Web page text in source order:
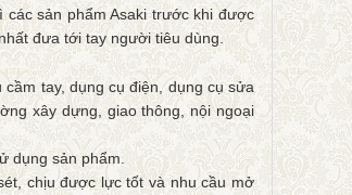
sản phẩm Asaki trước khi được
đưa tới tay người tiêu dùng.
tay, dụng cụ điện, dụng cụ sửa
xây dựng, giao thông, nội ngoại
dụng sản phẩm.
chịu được lực tốt và nhu cầu mở